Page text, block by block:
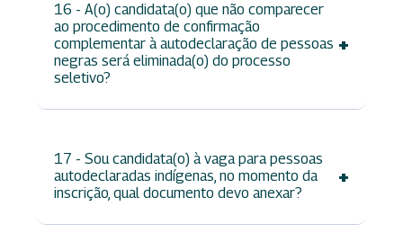
16 - A(o) candidata(o) que não comparecer
ao procedimento de confirmação
complementar à autodeclaração de pessoas
negras será eliminada(o) do processo
seletivo?
+
17 - Sou candidata(o) à vaga para pessoas
autodeclaradas indígenas, no momento da
inscrição, qual documento devo anexar?
+